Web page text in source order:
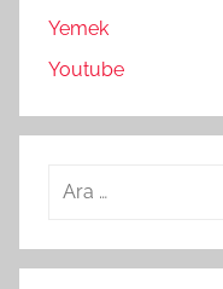
Yemek
Youtube
Arama: